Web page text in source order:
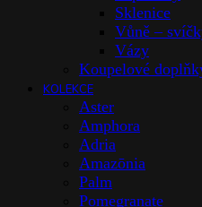
Sklenice
Vůně –
Vázy
Koupelové
KOLEKCE
Aster
Amphora
Adria
Amazōnia
Palm
Pomegranate